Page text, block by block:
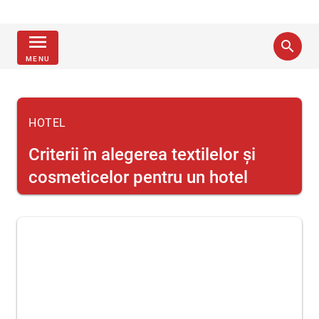
menu
MENU
search
HOTEL
Criterii în alegerea textilelor și
cosmeticelor pentru un hotel